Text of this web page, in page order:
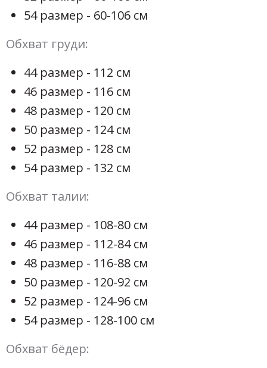
54 размер - 60-106 см
Обхват груди:
44 размер - 112 см
46 размер - 116 см
48 размер - 120 см
50 размер - 124 см
52 размер - 128 см
54 размер - 132 см
Обхват талии:
44 размер - 108-80 см
46 размер - 112-84 см
48 размер - 116-88 см
50 размер - 120-92 см
52 размер - 124-96 см
54 размер - 128-100 см
Обхват бёдер: